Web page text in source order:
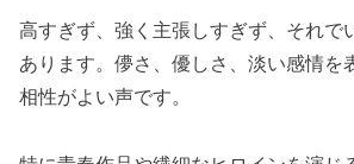
高すぎず、強く主張しすぎず、それで
あります。儚さ、優しさ、淡い感情を
相性がよい声です。